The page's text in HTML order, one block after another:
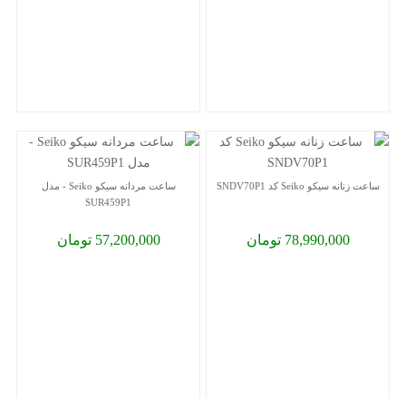
ساعت زنانه سیکو Seiko کد SNDV70P1
78,990,000 تومان
ساعت مردانه سیکو Seiko - مدل
SUR459P1
57,200,000 تومان